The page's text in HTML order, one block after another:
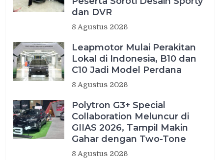
dan DVR
8 Agustus 2026
Leapmotor Mulai Perakitan
Lokal di Indonesia, B10 dan
C10 Jadi Model Perdana
8 Agustus 2026
Polytron G3+ Special
Collaboration Meluncur di
GIIAS 2026, Tampil Makin
Gahar dengan Two-Tone
8 Agustus 2026